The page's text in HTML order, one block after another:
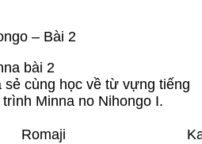
– Bài 2
bài 2
sẻ cùng học về từ vựng tiếng
Minna no Nihongo I.
Romaji